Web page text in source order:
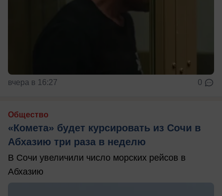
вчера в 16:27 0
Общество
«Комета» будет курсировать из Сочи в
Абхазию три раза в неделю
В Сочи увеличили число морских рейсов в
Абхазию